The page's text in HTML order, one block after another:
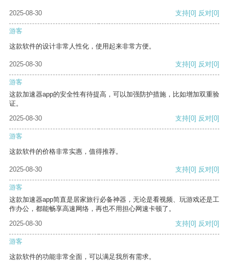
2025-08-30 支持[0] 反对[0]
游客
这款软件的设计非常人性化，使用起来非常方便。
2025-08-30 支持[0] 反对[0]
游客
这款加速器app的安全性有待提高，可以加强防护措施，比如增加双重验
证。
2025-08-30
支持[0] 反对[0]
游客
这款软件的价格非常实惠，值得推荐。
2025-08-30 支持[0] 反对[0]
游客
这款加速器app简直是居家旅行必备神器，无论是看视频、玩游戏还是工
作办公，都能畅享高速网络，再也不用担心网速卡顿了。
2025-08-30
支持[0] 反对[0]
游客
这款软件的功能非常全面，可以满足我所有需求。